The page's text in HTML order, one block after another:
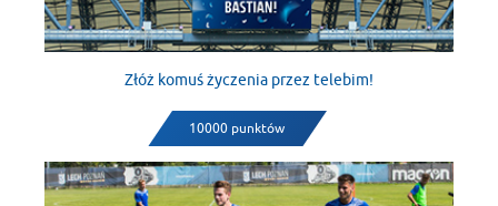
Złóż komuś życzenia przez telebim!
10000 punktów